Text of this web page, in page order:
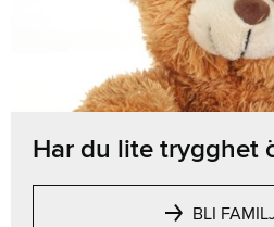
Har du lite trygghet
BLI